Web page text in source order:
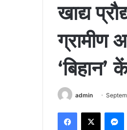
खाद्य
ग्रामीण
admin
Facebook
X